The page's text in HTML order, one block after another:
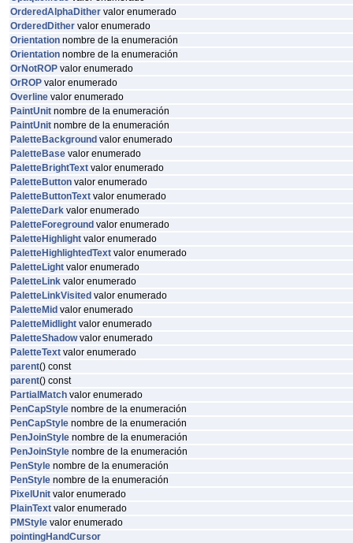
OrderedAlphaDither valor enumerado
OrderedDither valor enumerado
Orientation nombre de la enumeración
Orientation nombre de la enumeración
OrNotROP valor enumerado
OrROP valor enumerado
Overline valor enumerado
PaintUnit nombre de la enumeración
PaintUnit nombre de la enumeración
PaletteBackground valor enumerado
PaletteBase valor enumerado
PaletteBrightText valor enumerado
PaletteButton valor enumerado
PaletteButtonText valor enumerado
PaletteDark valor enumerado
PaletteForeground valor enumerado
PaletteHighlight valor enumerado
PaletteHighlightedText valor enumerado
PaletteLight valor enumerado
PaletteLink valor enumerado
PaletteLinkVisited valor enumerado
PaletteMid valor enumerado
PaletteMidlight valor enumerado
PaletteShadowvalor enumerado
PaletteText valor enumerado
parent() const
parent() const
PartialMatch valor enumerado
PenCapStyle nombre de la enumeración
PenCapStyle nombre de la enumeración
PenJoinStyle nombre de la enumeración
PenJoinStyle nombre de la enumeración
PenStyle nombre de la enumeración
PenStyle nombre de la enumeración
PixelUnit valor enumerado
PlainText valor enumerado
PMStyle valor enumerado
pointingHandCursor